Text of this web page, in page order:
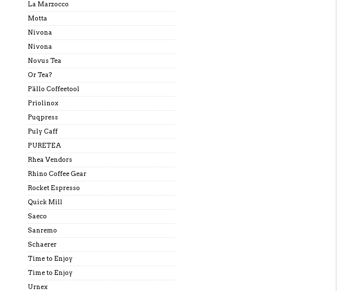
La Marzocco
Motta
Nivona
Nivona
Novus Tea
Or Tea?
Pällo Coffeetool
Priolinox
Puqpress
Puly Caff
PURETEA
Rhea Vendors
Rhino Coffee Gear
Rocket Espresso
Quick Mill
Saeco
Sanremo
Schaerer
Time to Enjoy
Time to Enjoy
Urnex